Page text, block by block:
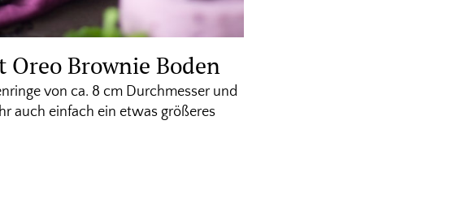
Brownie Boden
von ca. 8 cm Durchmesser und
auch einfach ein etwas größeres